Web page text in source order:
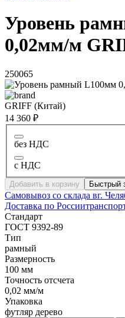
Уровень
0,02мм/м
250065
GRIFF (Китай)
14 360 ₽
без НДС
с НДС
Добавить в корзину Быстрый
Самовывоз со склада вг.
Доставка по России
Стандарт
ГОСТ 9392-89
Тип
рамный
Размерность
100 мм
Точность отсчета
0,02 мм/м
Упаковка
футляр дерево